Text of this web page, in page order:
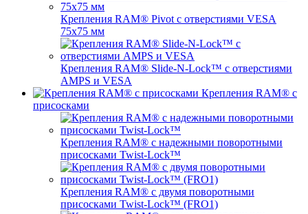
Крепления RAM® Pivot с отверстиями VESA
75x75 мм
Крепления RAM® Slide-N-Lock™ с отверстиями
AMPS и VESA
Крепления RAM® с
присосками
Крепления RAM® с надежными поворотными
присосками Twist-Lock™
Крепления RAM® с двумя поворотными
присосками Twist-Lock™ (FRO1)